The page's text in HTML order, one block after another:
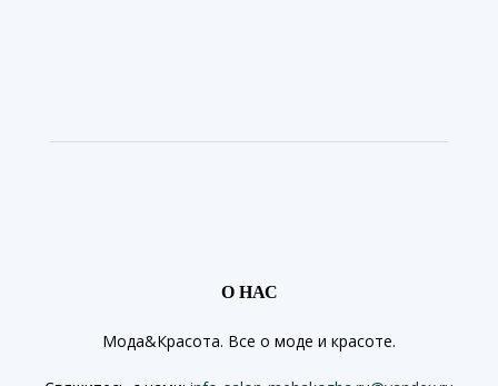
О НАС
Мода&Красота. Все о моде и красоте.